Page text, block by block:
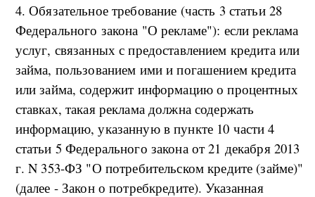
4. Обязательное требование (часть 3 статьи 28
Федерального закона "О рекламе"): если реклама
услуг, связанных с предоставлением кредита или
займа, пользованием ими и погашением кредита
или займа, содержит информацию о процентных
ставках, такая реклама должна содержать
информацию, указанную в пункте 10 части 4
статьи 5 Федерального закона от 21 декабря 2013
г. N 353-ФЗ "О потребительском кредите (займе)"
(далее - Закон о потребкредите). Указанная